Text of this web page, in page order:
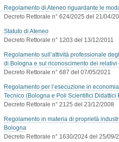
Regolamento di Ateneo riguardante le
Decreto Rettorale n° 624/2025 del 21/04/
Statuto di Ateneo
Decreto Rettorale n° 1203 del 13/12/2011
Regolamento sull’attività professionale
di Bologna e sul riconoscimento dei
Decreto Rettorale n° 687 del 07/05/2021
Regolamento per l’esecuzione in
Tecnico (Bologna e Poli Scientifici Didattici
Decreto Rettorale n° 2125 del 23/12/2008
Regolamento in materia di proprietà
Bologna
Decreto Rettorale n° 1630/2024 del 25/09/